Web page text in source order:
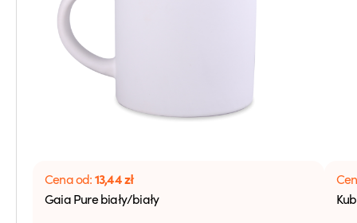
Cena od:13,44zł
Gaia Pure biały/biały